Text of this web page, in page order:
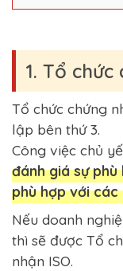
1. Tổ
Tổ chức chứng
lập bên thứ 3.
Công việc chủ
đánh giá sự
phù hợp với các
Nếu doanh
thì sẽ được Tổ
nhận ISO.